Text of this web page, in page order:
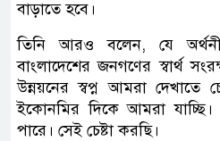
বাড়াতে হবে।
তিনি আরও বলেন, যে
বাংলাদেশের জনগণের স্বার্থ
উন্নয়নের স্বপ্ন আমরা দেখাতে
ইকোনমির দিকে আমরা যাচ্ছি।
পারে। সেই চেষ্টা করছি।